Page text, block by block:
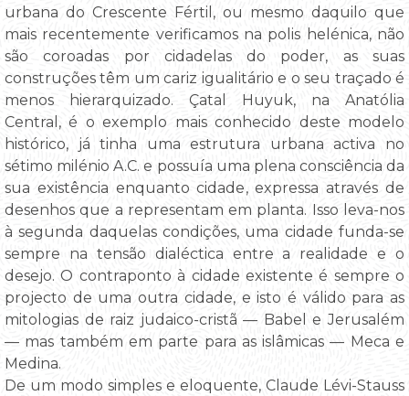
urbana do Crescente Fértil, ou mesmo daquilo que
mais recentemente verificamos na polis helénica, não
são coroadas por cidadelas do poder, as suas
construções têm um cariz igualitário e o seu traçado é
menos hierarquizado. Çatal Huyuk, na Anatólia
Central, é o exemplo mais conhecido deste modelo
histórico, já tinha uma estrutura urbana activa no
sétimo milénio A.C. e possuía uma plena consciência da
sua existência enquanto cidade, expressa através de
desenhos que a representam em planta. Isso leva-nos
à segunda daquelas condições, uma cidade funda-se
sempre na tensão dialéctica entre a realidade e o
desejo. O contraponto à cidade existente é sempre o
projecto de uma outra cidade, e isto é válido para as
mitologias de raiz judaico-cristã — Babel e Jerusalém
— mas também em parte para as islâmicas — Meca e
Medina.
De um modo simples e eloquente, Claude Lévi-Stauss